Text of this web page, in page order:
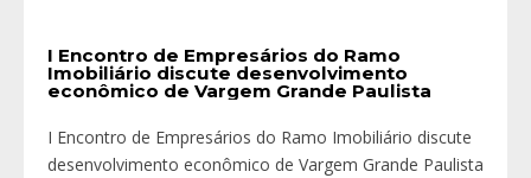
I Encontro de Empresários do Ramo
Imobiliário discute desenvolvimento
econômico de Vargem Grande Paulista
I Encontro de Empresários do Ramo Imobiliário discute
desenvolvimento econômico de Vargem Grande Paulista